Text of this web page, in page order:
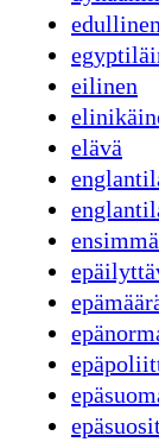
edullinen
eilinen
elävä